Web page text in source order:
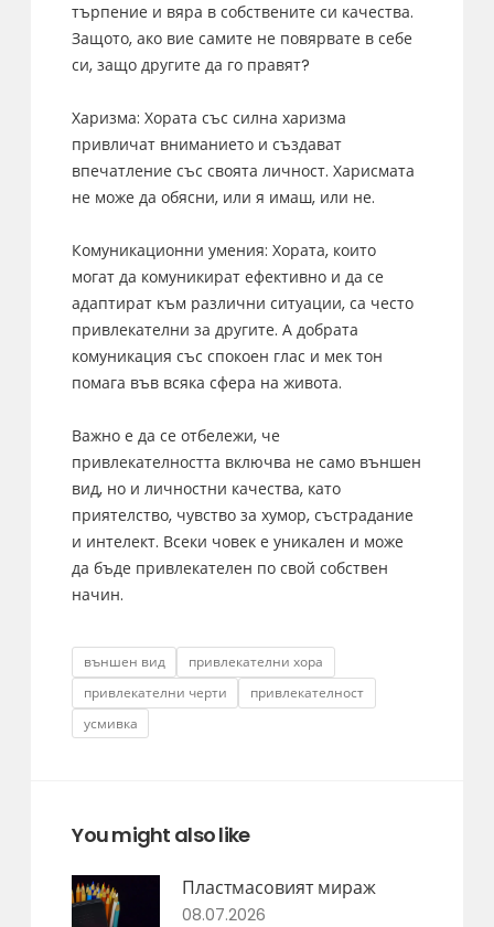
търпение и вяра в собствените си качества.
Защото, ако вие самите не повярвате в себе
си, защо другите да го правят?
Харизма: Хората със силна харизма
привличат вниманието и създават
впечатление със своята личност. Харисмата
не може да обясни, или я имаш, или не.
Комуникационни умения: Хората, които
могат да комуникират ефективно и да се
адаптират към различни ситуации, са често
привлекателни за другите. А добрата
комуникация със спокоен глас и мек тон
помага във всяка сфера на живота.
Важно е да се отбележи, че
привлекателността включва не само външен
вид, но и личностни качества, като
приятелство, чувство за хумор, състрадание
и интелект. Всеки човек е уникален и може
да бъде привлекателен по свой собствен
начин.
Tags
външен вид
привлекателни хора
привлекателни черти
привлекателност
усмивка
You might also like
Пластмасовият мираж
08.07.2026